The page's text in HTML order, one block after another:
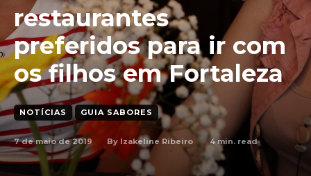
restaurantes
preferidos para ir com
os filhos em Fortaleza
NOTÍCIAS GUIA SABORES
7 de maio de 2019 By Izakeline Ribeiro 4 min. read